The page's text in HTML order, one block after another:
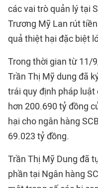
các vai trò quản lý tại
Trương Mỹ Lan rút
quả thiệt hại đặc biệt
Trong thời gian từ 11/
Trần Thị Mỹ dung đã
trái quy định pháp
hơn 200.690 tỷ đồng
hại cho ngân hàng
69.023 tỷ đồng.
Trần Thị Mỹ Dung đã
phần tại Ngân hàng